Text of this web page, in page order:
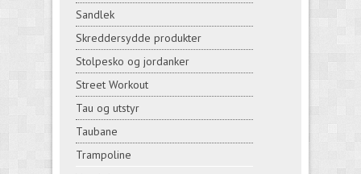
Sandlek
Skreddersydde produkter
Stolpesko og jordanker
Street Workout
Tau og utstyr
Taubane
Trampoline